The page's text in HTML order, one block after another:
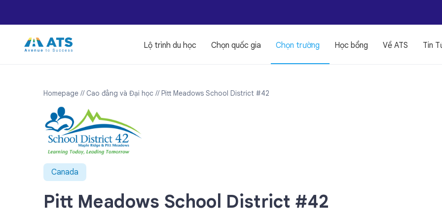
Lộ trình du học Chọn quốc gia Chọn trường Học bổng Về ATS Tin
Homepage // Cao đẳng và Đại học // Pitt Meadows School District #42
Canada
Pitt Meadows School District #42